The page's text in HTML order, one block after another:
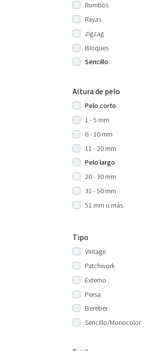
Rombos
Rayas
zigzag
Bloques
Sencillo
Altura de pelo
Pelo corto
1 - 5 mm
6 - 10 mm
11 - 20 mm
Pelo largo
20 - 30 mm
31 - 50 mm
51 mm o más
Tipo
Vintage
Patchwork
Externo
Persa
Bereber
Sencillo/Monocolor